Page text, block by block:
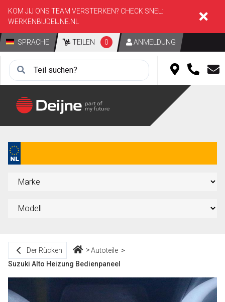
KOM JIJ ONS TEAM VERSTERKEN? CHECK SNEL:
WERKENBIJDEIJNE.NL
SPRACHE TEILEN 0 ANMELDUNG
Der Rücken
Autoteile
Suzuki Alto Heizung Bedienpaneel